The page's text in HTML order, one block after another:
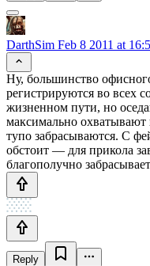
DarthSim Feb 8 2011 at
Ну, большинство
регистрируются во всех
жизненном пути, но
максимально охватывают
тупо забрасываются. С
обстоит — для прикола
благополучно
Reply